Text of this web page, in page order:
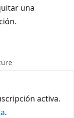
una
activa.
.